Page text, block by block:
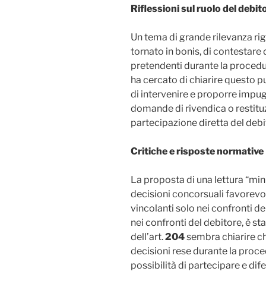
Riflessioni sul ruolo del
Un tema di grande rilevanza
tornato in bonis, di
pretendenti durante la
ha cercato di chiarire questo
di intervenire e proporre
domande di rivendica o
partecipazione diretta del
Critiche e risposte normative
La proposta di una lettura
decisioni concorsuali
vincolanti solo nei confronti
nei confronti del debitore, è
dell’art.204sembra chiarire
decisioni rese durante la
possibilità di partecipare e